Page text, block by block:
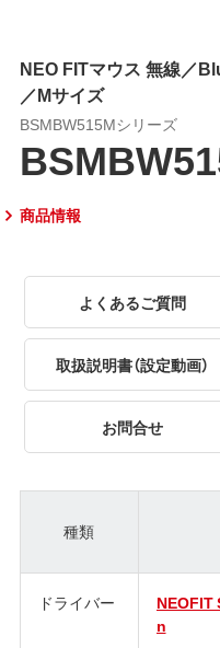
NEO FITマウス 無線／
／Mサイズ
BSMBW515Mシリーズ
商品情報
よくあるご質問
取扱説明書（設定動画）
お問合せ
種類
ドライバー
n